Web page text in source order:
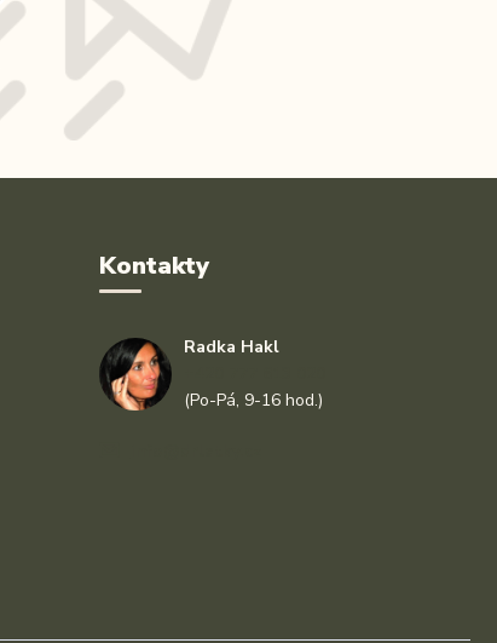
Kontakty
Radka Hakl
(Po-Pá, 9-16 hod.)